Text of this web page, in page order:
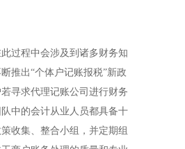
过程中会涉及到诸多财务知
推出“个体户记账报税”新政
寻求代理记账公司 进行财务
中的会计从业人员都具备十
收集、整合小组，并定期组